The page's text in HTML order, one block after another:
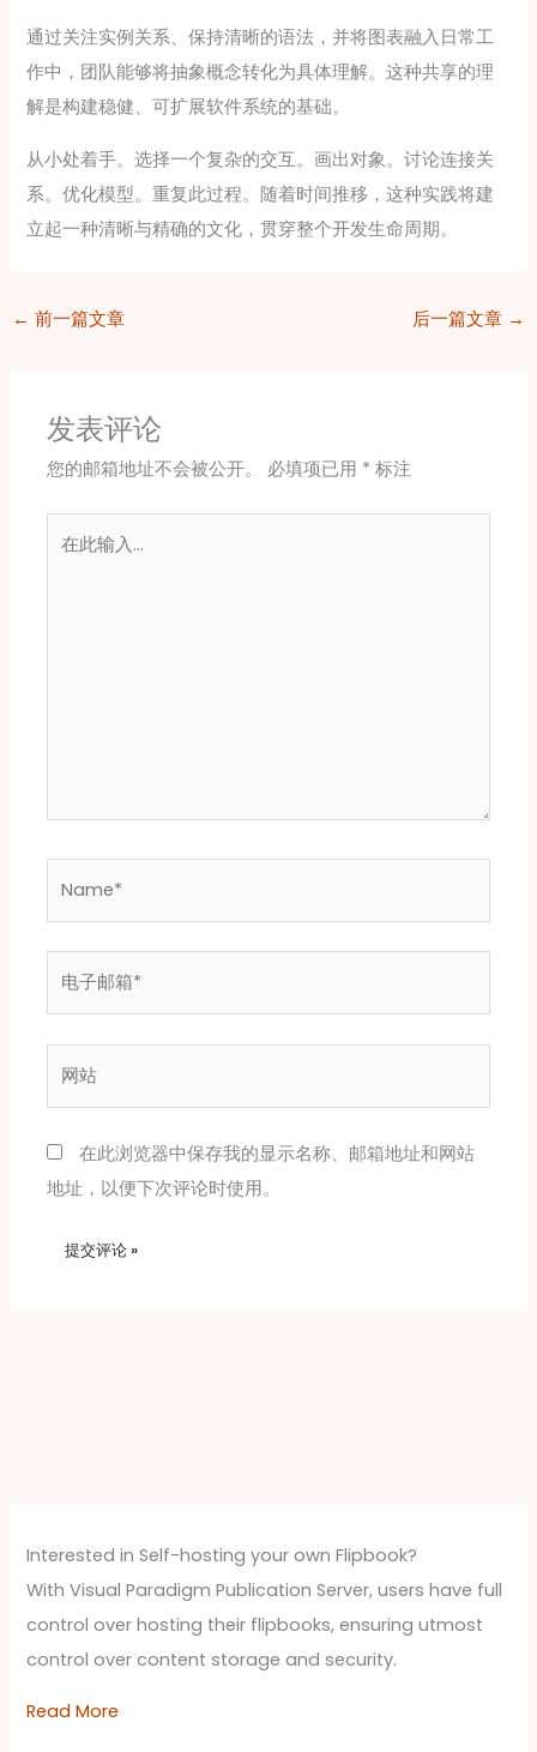
通过关注实例关系、保持清晰的语法，并将图表融入日常工
作中，团队能够将抽象概念转化为具体理解。这种共享的理
解是构建稳健、可扩展软件系统的基础。
从小处着手。选择一个复杂的交互。画出对象。讨论连接关
系。优化模型。重复此过程。随着时间推移，这种实践将建
立起一种清晰与精确的文化，贯穿整个开发生命周期。
← 前一篇文章 后一篇文章 →
发表评论
您的邮箱地址不会被公开。 必填项已用 * 标注
箱
*
在此浏览器中保存我的显示名称、邮箱地址和网站
地址，以便下次评论时使用。
Interested in Self-hosting your own Flipbook?
With Visual Paradigm Publication Server, users have full
control over hosting their flipbooks, ensuring utmost
control over content storage and security.
Read More